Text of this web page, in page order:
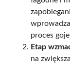
proces
Etap
na